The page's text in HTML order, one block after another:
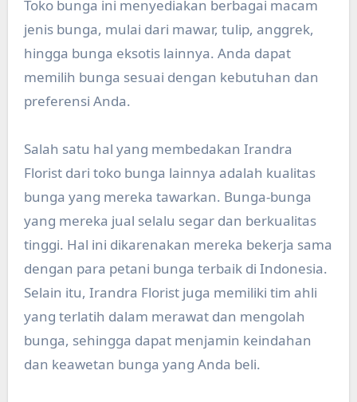
Toko bunga ini menyediakan berbagai macam
jenis bunga, mulai dari mawar, tulip, anggrek,
hingga bunga eksotis lainnya. Anda dapat
memilih bunga sesuai dengan kebutuhan dan
preferensi Anda.
Salah satu hal yang membedakan Irandra
Florist dari toko bunga lainnya adalah kualitas
bunga yang mereka tawarkan. Bunga-bunga
yang mereka jual selalu segar dan berkualitas
tinggi. Hal ini dikarenakan mereka bekerja sama
dengan para petani bunga terbaik di Indonesia.
Selain itu, Irandra Florist juga memiliki tim ahli
yang terlatih dalam merawat dan mengolah
bunga, sehingga dapat menjamin keindahan
dan keawetan bunga yang Anda beli.